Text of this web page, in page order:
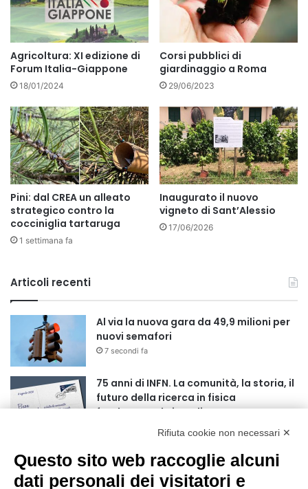
Agricoltura: XI edizione di
Forum Italia-Giappone
18/01/2024
Corsi pubblici di
giardinaggio a Roma
29/06/2023
Pini: dal CREA un alleato
strategico contro la
cocciniglia tartaruga
1 settimana fa
Inaugurato il nuovo
vigneto di Sant’Alessio
17/06/2026
Articoli recenti
Al via la nuova gara da 49,9 milioni per
nuovi semafori
7 secondi fa
75 anni di INFN. La comunità, la storia, il
futuro della ricerca in fisica
fondamentale in Italia
oro iridato è azzurro
19 ore fa
Rifiuta cookie non necessari ✕
Questo sito web raccoglie alcuni
dati personali dei visitatori e